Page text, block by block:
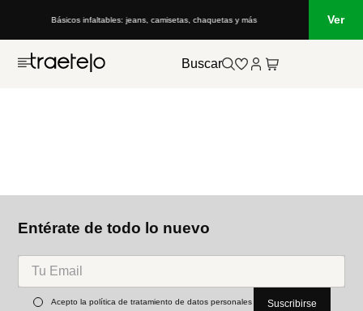
Básicos infaltables: jeans, camisetas, chaquetas y más Ver
Buscar
Entérate de todo lo nuevo
Acepto la política de tratamiento de datos personales Suscribirse